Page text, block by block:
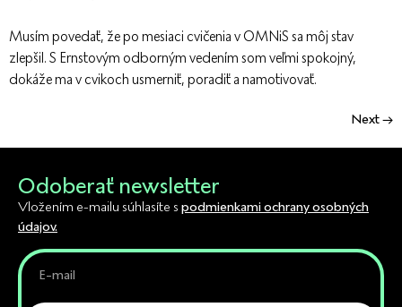
Musím povedať, že po mesiaci cvičenia v OMNiS sa môj stav
zlepšil. S Ernstovým odborným vedením som veľmi spokojný,
dokáže ma v cvikoch usmerniť, poradiť a namotivovať.
Next→
Odoberať newsletter
Vložením e-mailu súhlasíte s podmienkami ochrany osobných
údajov.